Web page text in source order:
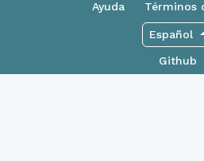
Ayuda Términos
Español
Github